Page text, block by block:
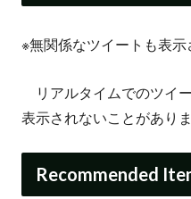
※無関係なツイートも表
リアルタイムでのツイ
表示されないことがありま
Recommended